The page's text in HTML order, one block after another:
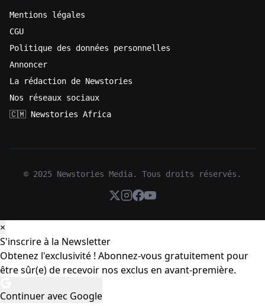
Mentions légales
CGU
Politique des données personnelles
Annoncer
La rédaction de Newstories
Nos réseaux sociaux
🇨🇲 Newstories Africa
© 2025 Newstories Media. Tous droits réservés.
×
S'inscrire à la Newsletter
Obtenez l'exclusivité ! Abonnez-vous gratuitement pour
être sûr(e) de recevoir nos exclus en avant-première.
Continuer avec Google